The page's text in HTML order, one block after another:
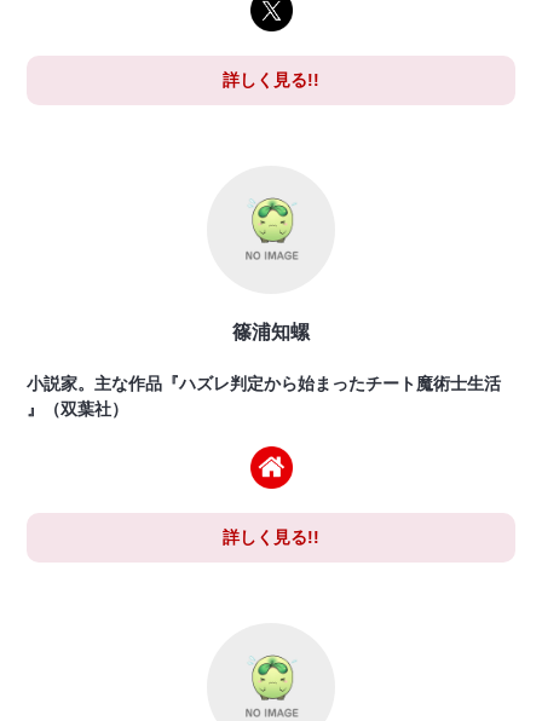
詳しく見る!!
篠浦知螺
小説家。主な作品『ハズレ判定から始まったチート魔術士生活
』（双葉社）
詳しく見る!!